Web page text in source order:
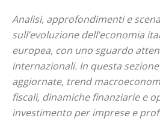
Analisi, approfondimenti e
sull’evoluzione dell’economia
europea, con uno sguardo
internazionali. In questa
aggiornate, trend
fiscali, dinamiche finanziarie e
investimento per imprese e